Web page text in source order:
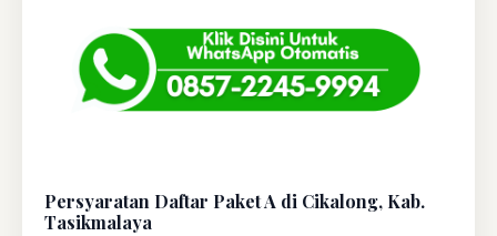
Persyaratan Daftar Paket A di Cikalong, Kab.
Tasikmalaya